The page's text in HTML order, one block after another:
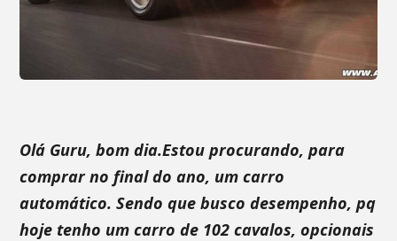
Olá Guru, bom dia.Estou procurando, para
comprar no final do ano, um carro
automático. Sendo que busco desempenho, pq
hoje tenho um carro de 102 cavalos, opcionais